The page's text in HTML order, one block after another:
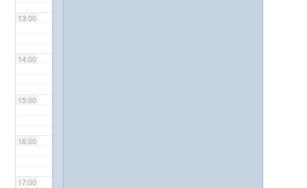
13:00
14:00
15:00
16:00
17:00